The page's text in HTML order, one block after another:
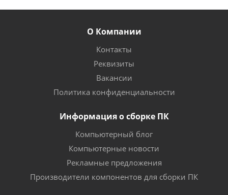
О Компании
Контакты
Реквизиты
Вакансии
Политика конфиденциальности
Информация о сборке ПК
Компьютерный блог
Компьютерные новости
Рекламные предложения
Производители компонентов для сборки ПК